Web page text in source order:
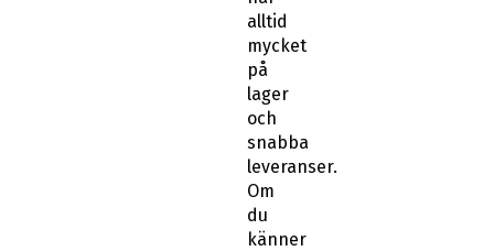
alltid
mycket
på
lager
och
snabba
leveranser.
Om
du
känner